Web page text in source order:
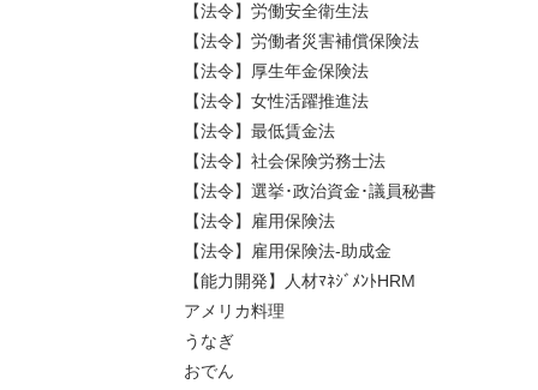
【法令】労働安全衛生法
【法令】労働者災害補償保険法
【法令】厚生年金保険法
【法令】女性活躍推進法
【法令】最低賃金法
【法令】社会保険労務士法
【法令】選挙･政治資金･議員秘書
【法令】雇用保険法
【法令】雇用保険法-助成金
【能力開発】人材ﾏﾈｼﾞﾒﾝﾄHRM
アメリカ料理
うなぎ
おでん